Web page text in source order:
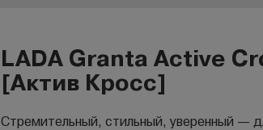
LADA Granta Active
[Актив Кросс]
Стремительный, стильный, уверенный —